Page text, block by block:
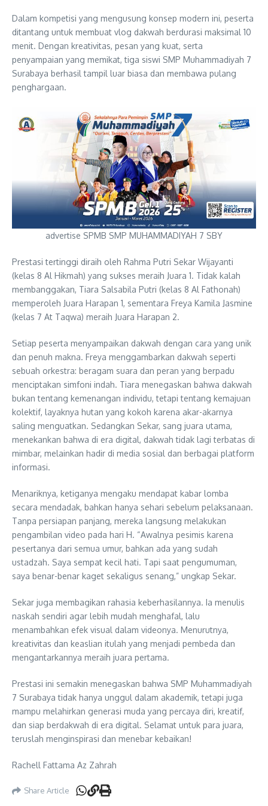
Dalam kompetisi yang mengusung konsep modern ini, peserta
ditantang untuk membuat vlog dakwah berdurasi maksimal 10
menit. Dengan kreativitas, pesan yang kuat, serta
penyampaian yang memikat, tiga siswi SMP Muhammadiyah 7
Surabaya berhasil tampil luar biasa dan membawa pulang
penghargaan.
advertise SPMB SMP MUHAMMADIYAH 7 SBY
Prestasi tertinggi diraih oleh Rahma Putri Sekar Wijayanti
(kelas 8 Al Hikmah) yang sukses meraih Juara 1. Tidak kalah
membanggakan, Tiara Salsabila Putri (kelas 8 Al Fathonah)
memperoleh Juara Harapan 1, sementara Freya Kamila Jasmine
(kelas 7 At Taqwa) meraih Juara Harapan 2.
Setiap peserta menyampaikan dakwah dengan cara yang unik
dan penuh makna. Freya menggambarkan dakwah seperti
sebuah orkestra: beragam suara dan peran yang berpadu
menciptakan simfoni indah. Tiara menegaskan bahwa dakwah
bukan tentang kemenangan individu, tetapi tentang kemajuan
kolektif, layaknya hutan yang kokoh karena akar-akarnya
saling menguatkan. Sedangkan Sekar, sang juara utama,
menekankan bahwa di era digital, dakwah tidak lagi terbatas di
mimbar, melainkan hadir di media sosial dan berbagai platform
informasi.
Menariknya, ketiganya mengaku mendapat kabar lomba
secara mendadak, bahkan hanya sehari sebelum pelaksanaan.
Tanpa persiapan panjang, mereka langsung melakukan
pengambilan video pada hari H. “Awalnya pesimis karena
pesertanya dari semua umur, bahkan ada yang sudah
ustadzah. Saya sempat kecil hati. Tapi saat pengumuman,
saya benar-benar kaget sekaligus senang,” ungkap Sekar.
Sekar juga membagikan rahasia keberhasilannya. Ia menulis
naskah sendiri agar lebih mudah menghafal, lalu
menambahkan efek visual dalam videonya. Menurutnya,
kreativitas dan keaslian itulah yang menjadi pembeda dan
mengantarkannya meraih juara pertama.
Prestasi ini semakin menegaskan bahwa SMP Muhammadiyah
7 Surabaya tidak hanya unggul dalam akademik, tetapi juga
mampu melahirkan generasi muda yang percaya diri, kreatif,
dan siap berdakwah di era digital. Selamat untuk para juara,
teruslah menginspirasi dan menebar kebaikan!
Rachell Fattama Az Zahrah
Share Article